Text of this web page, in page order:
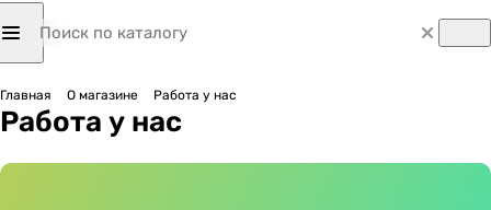
Главная О магазине Работа у нас
Работа у нас